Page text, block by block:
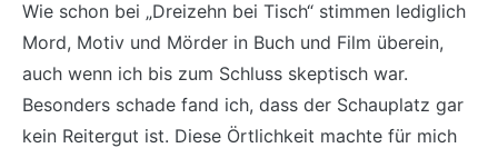
Wie schon bei „Dreizehn bei Tisch“ stimmen lediglich
Mord, Motiv und Mörder in Buch und Film überein,
auch wenn ich bis zum Schluss skeptisch war.
Besonders schade fand ich, dass der Schauplatz gar
kein Reitergut ist. Diese Örtlichkeit machte für mich